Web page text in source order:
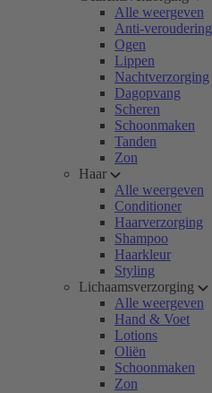
Alle weergeven
Anti-veroudering
Ogen
Lippen
Nachtverzorging
Dagopvang
Scheren
Schoonmaken
Tanden
Zon
Haar
Alle weergeven
Conditioner
Haarverzorging
Shampoo
Haarkleur
Styling
Lichaamsverzorging
Alle weergeven
Hand & Voet
Lotions
Oliën
Schoonmaken
Zon